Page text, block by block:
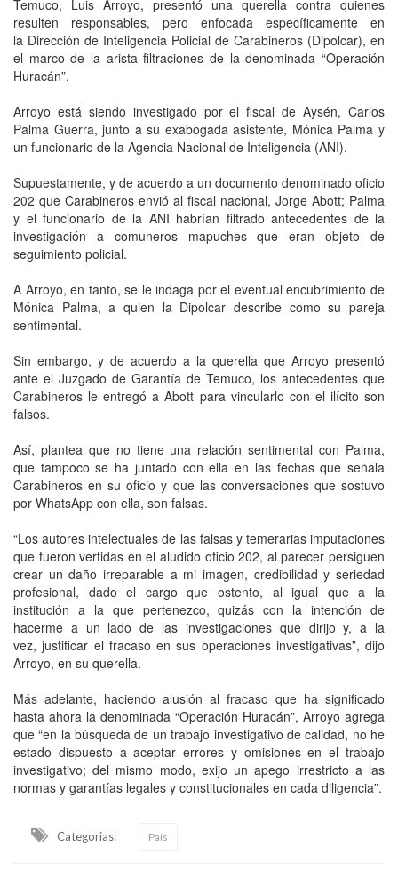
Temuco, Luis Arroyo, presentó una querella contra quienes
resulten responsables, pero enfocada específicamente en
la Dirección de Inteligencia Policial de Carabineros (Dipolcar), en
el marco de la arista filtraciones de la denominada “Operación
Huracán”.
Arroyo está siendo investigado por el fiscal de Aysén, Carlos
Palma Guerra, junto a su exabogada asistente, Mónica Palma y
un funcionario de la Agencia Nacional de Inteligencia (ANI).
Supuestamente, y de acuerdo a un documento denominado oficio
202 que Carabineros envió al fiscal nacional, Jorge Abott; Palma
y el funcionario de la ANI habrían filtrado antecedentes de la
investigación a comuneros mapuches que eran objeto de
seguimiento policial.
A Arroyo, en tanto, se le indaga por el eventual encubrimiento de
Mónica Palma, a quien la Dipolcar describe como su pareja
sentimental.
Sin embargo, y de acuerdo a la querella que Arroyo presentó
ante el Juzgado de Garantía de Temuco, los antecedentes que
Carabineros le entregó a Abott para vincularlo con el ilícito son
falsos.
Así, plantea que no tiene una relación sentimental con Palma,
que tampoco se ha juntado con ella en las fechas que señala
Carabineros en su oficio y que las conversaciones que sostuvo
por WhatsApp con ella, son falsas.
“Los autores intelectuales de las falsas y temerarias imputaciones
que fueron vertidas en el aludido oficio 202, al parecer persiguen
crear un daño irreparable a mi imagen, credibilidad y seriedad
profesional, dado el cargo que ostento, al igual que a la
institución a la que pertenezco, quizás con la intención de
hacerme a un lado de las investigaciones que dirijo y, a la
vez, justificar el fracaso en sus operaciones investigativas”, dijo
Arroyo, en su querella.
Más adelante, haciendo alusión al fracaso que ha significado
hasta ahora la denominada “Operación Huracán”, Arroyo agrega
que “en la búsqueda de un trabajo investigativo de calidad, no he
estado dispuesto a aceptar errores y omisiones en el trabajo
investigativo; del mismo modo, exijo un apego irrestricto a las
normas y garantías legales y constitucionales en cada diligencia”.
Categorias: País